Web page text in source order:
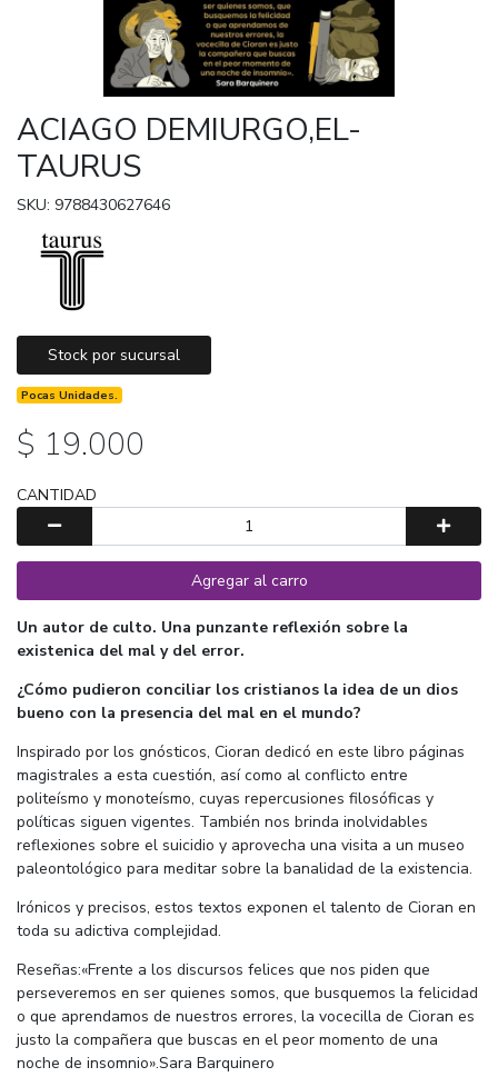
ACIAGO DEMIURGO,EL-
TAURUS
SKU: 9788430627646
Stock por sucursal
Pocas Unidades.
$ 19.000
CANTIDAD
Agregar al carro
Un autor de culto. Una punzante reflexión sobre la
existenica del mal y del error.
¿Cómo pudieron conciliar los cristianos la idea de un dios
bueno con la presencia del mal en el mundo?
Inspirado por los gnósticos, Cioran dedicó en este libro páginas
magistrales a esta cuestión, así como al conflicto entre
politeísmo y monoteísmo, cuyas repercusiones filosóficas y
políticas siguen vigentes. También nos brinda inolvidables
reflexiones sobre el suicidio y aprovecha una visita a un museo
paleontológico para meditar sobre la banalidad de la existencia.
Irónicos y precisos, estos textos exponen el talento de Cioran en
toda su adictiva complejidad.
Reseñas:«Frente a los discursos felices que nos piden que
perseveremos en ser quienes somos, que busquemos la felicidad
o que aprendamos de nuestros errores, la vocecilla de Cioran es
justo la compañera que buscas en el peor momento de una
noche de insomnio».Sara Barquinero